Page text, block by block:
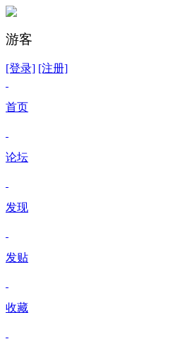
游客
[登录] [注册]
首页
论坛
发现
发贴
收藏